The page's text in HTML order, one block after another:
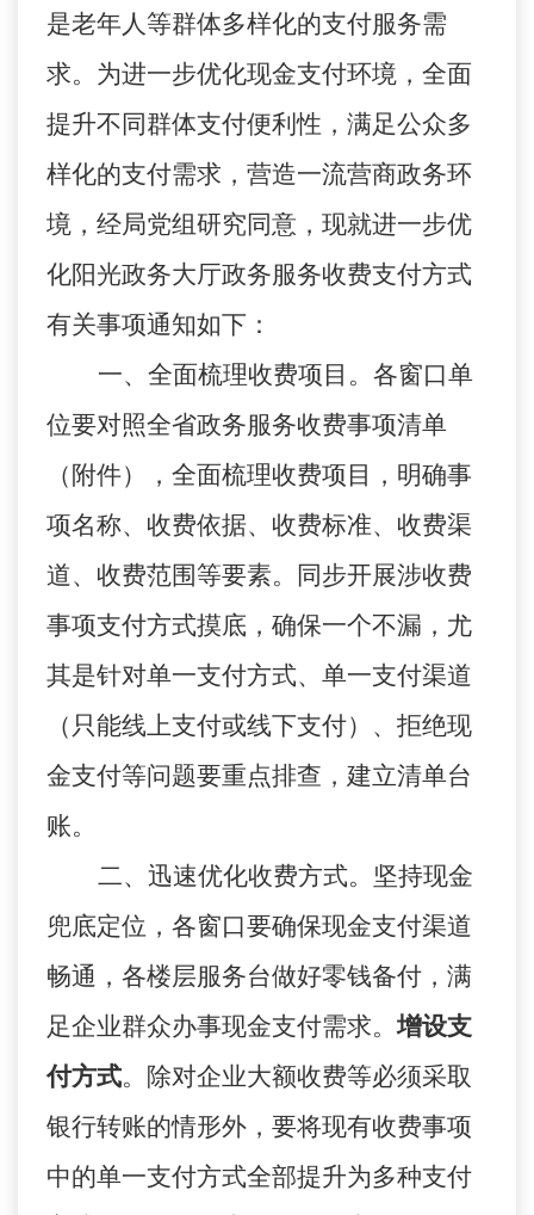
是老年人等群体多样化的支付服务需
求。为进一步优化现金支付环境，全面
提升不同群体支付便利性，满足公众多
样化的支付需求，营造一流营商政务环
境， 经局党组研究同意， 现就进一步优
化阳光政务大厅政务服务收费支付方式
有关事项通知如下 ：
一、 全面梳理收费项目。 各窗口单
位要对照全省政务服务收费事项清单
（附件），全面梳理收费项目，明确事
项名称、收费依据、收费标准、收费渠
道、收费范围等要素。同步开展涉收费
事项支付方式摸底，确保一个不漏，尤
其是针对单一支付方式、单一支付渠道
（只能线上支付或线下支付）、拒绝现
金支付等问题要重点排查，建立清单台
账。
二、 迅速优化收费方式。 坚持现金
兜底定位 ，各窗口要确保现金支付渠道
畅通，各楼层服务台做好零钱备付，满
足企业群众办事现金支付需求。增设支
付方式。除对企业大额收费等必须采取
银行转账的情形外，要将现有收费事项
中的单一支付方式全部提升为多种支付